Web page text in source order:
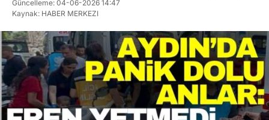
Güncelleme: 04-06-2026 14:47
Kaynak: HABER MERKEZI